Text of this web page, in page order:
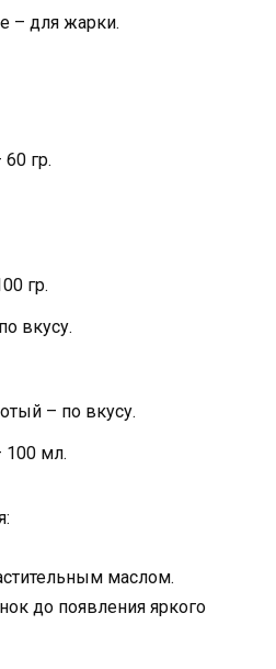
– для жарки.
гр.
гр.
вкусу.
– по вкусу.
100 мл.
маслом.
до появления яркого